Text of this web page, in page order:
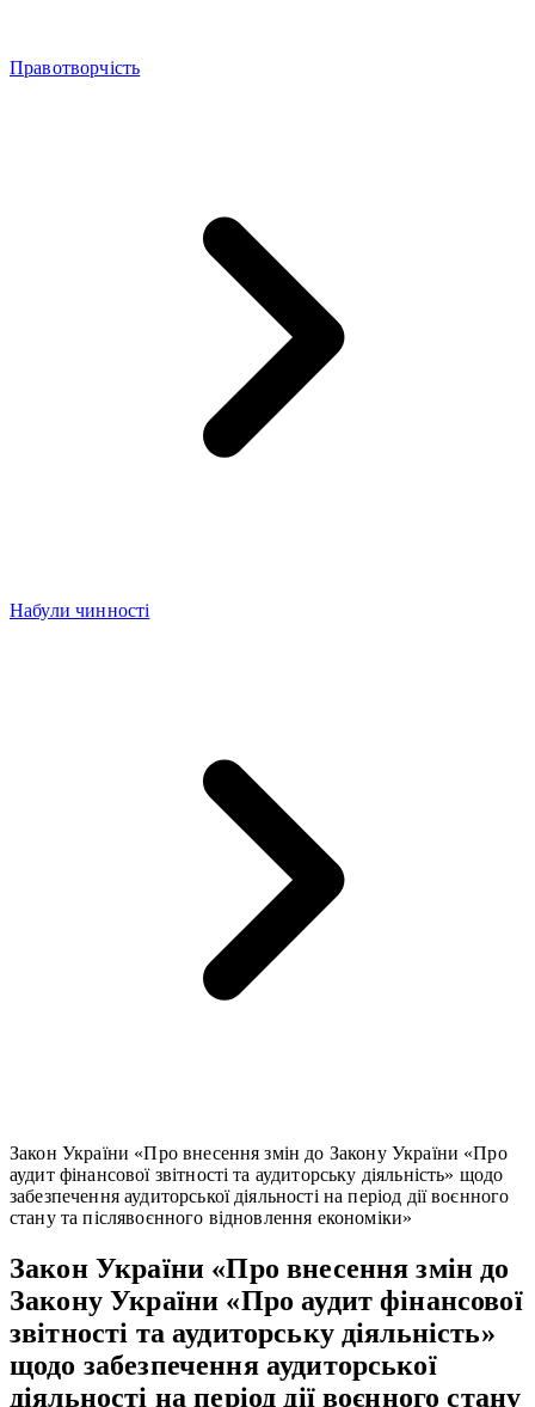
Правотворчість
Набули чинності
Закон України «Про внесення змін до Закону України «Про
аудит фінансової звітності та аудиторську діяльність» щодо
забезпечення аудиторської діяльності на період дії воєнного
стану та післявоєнного відновлення економіки»
Закон України «Про внесення змін до
Закону України «Про аудит фінансової
звітності та аудиторську діяльність»
щодо забезпечення аудиторської
діяльності на період дії воєнного стану